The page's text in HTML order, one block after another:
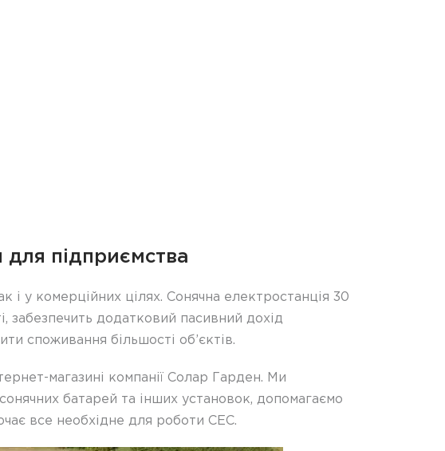
для підприємства
і у комерційних цілях. Сонячна електростанція 30
забезпечить додатковий пасивний дохід
споживання більшості об’єктів.
магазині компанії Солар Гарден. Ми
батарей та інших установок, допомагаємо
все необхідне для роботи СЕС.